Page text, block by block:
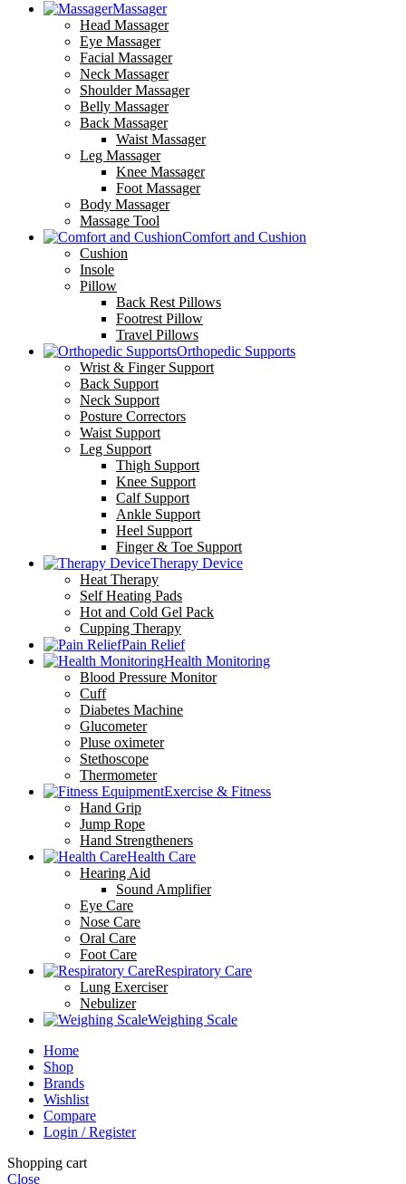
Massager
Head Massager
Eye Massager
Facial Massager
Neck Massager
Shoulder Massager
Belly Massager
Back Massager
Waist Massager
Leg Massager
Knee Massager
Foot Massager
Body Massager
Massage Tool
Comfort and Cushion
Cushion
Insole
Pillow
Back Rest Pillows
Footrest Pillow
Travel Pillows
Orthopedic Supports
Wrist & Finger Support
Back Support
Neck Support
Posture Correctors
Waist Support
Leg Support
Thigh Support
Knee Support
Calf Support
Ankle Support
Heel Support
Finger & Toe Support
Therapy Device
Heat Therapy
Self Heating Pads
Hot and Cold Gel Pack
Cupping Therapy
Pain Relief
Health Monitoring
Blood Pressure Monitor
Cuff
Diabetes Machine
Glucometer
Pluse oximeter
Stethoscope
Thermometer
Exercise & Fitness
Hand Grip
Jump Rope
Hand Strengtheners
Health Care
Hearing Aid
Sound Amplifier
Eye Care
Nose Care
Oral Care
Foot Care
Respiratory Care
Lung Exerciser
Nebulizer
Weighing Scale
Home
Shop
Brands
Wishlist
Compare
Login / Register
Shopping cart
Close